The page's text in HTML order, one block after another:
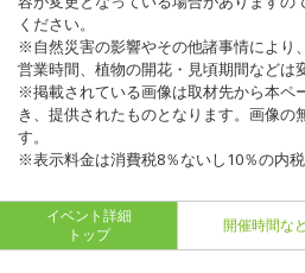
ください。
※自然災害の影響やその他諸事情により
営業時間、植物の開花・見頃期間などは
※掲載されている画像は取材先から本ペ
き、提供されたものとなります。画像の
す。
※表示料金は消費税8％ないし10％の内税
イベント詳細
トップ
開催時間な